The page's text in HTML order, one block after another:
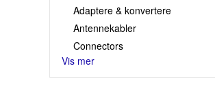
Adaptere & konvertere
Antennekabler
Connectors
Vis mer